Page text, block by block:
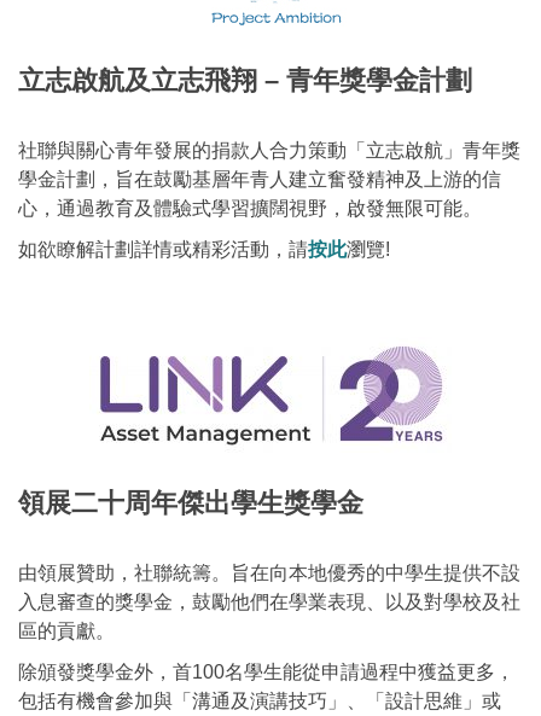
立志啟航及立志飛翔 – 青年獎學金計劃
社聯與關心青年發展的捐款人合力策動「立志啟航」青年獎
學金計劃，旨在鼓勵基層年青人建立奮發精神及上游的信
心，通過教育及體驗式學習擴闊視野，啟發無限可能。
如欲瞭解計劃詳情或精彩活動，請按此瀏覽!
領展二十周年傑出學生獎學金
由領展贊助，社聯統籌。旨在向本地優秀的中學生提供不設
入息審查的獎學金，鼓勵他們在學業表現、以及對學校及社
區的貢獻。
除頒發獎學金外，首100名學生能從申請過程中獲益更多，
包括有機會參加與「溝通及演講技巧」、「設計思維」或